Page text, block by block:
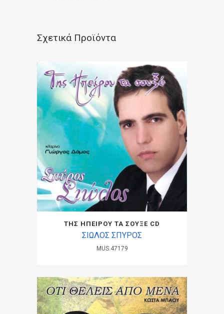
Σχετικά Προϊόντα
ΤΗΣ ΗΠΕΙΡΟΥ ΤΑ ΣΟΥΞΕ CD
ΣΙΩΛΟΣ ΣΠΥΡΟΣ
MUS.47179